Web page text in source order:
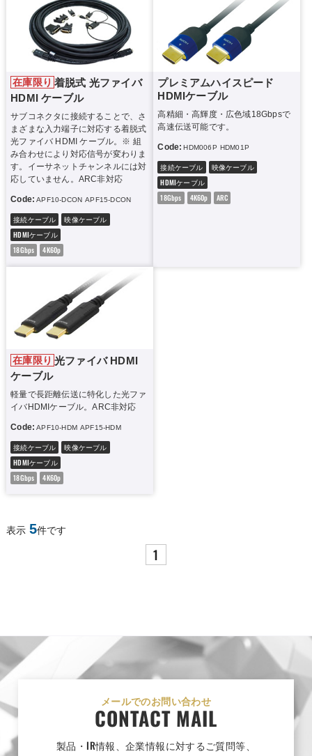
在庫限り 着脱式 光ファイバ
HDMI ケーブル
サブコネクタに接続することで、さ
まざまな入力端子に対応する着脱式
光ファイバ HDMI ケーブル。※ 組
み合わせにより対応信号が変わりま
す。イーサネットチャンネルには対
応していません。ARC非対応
Code: APF10-DCON APF15-DCON APF20-DCON APF30-DCON
接続ケーブル
映像ケーブル
HDMIケーブル
18Gbps
4K60p
プレミアムハイスピード
HDMIケーブル
高精細・高輝度・広色域18Gbpsで
高速伝送可能です。
Code: HDM006P HDM01P
接続ケーブル
映像ケーブル
HDMIケーブル
18Gbps
4K60p ARC
在庫限り 光ファイバ HDMI
ケーブル
軽量で長距離伝送に特化した光ファ
イバHDMIケーブル。ARC非対応
Code: APF10-HDM APF15-HDM
接続ケーブル
映像ケーブル
HDMIケーブル
18Gbps
4K60p
表示 5件です
1
メールでのお問い合わせ
CONTACT MAIL
製品・IR情報、企業情報に対するご質問等、